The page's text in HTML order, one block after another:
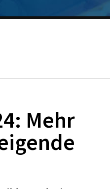
Mehr